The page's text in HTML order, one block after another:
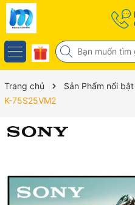
Trang chủ Sản Phẩm nổi bật
K-75S25VM2